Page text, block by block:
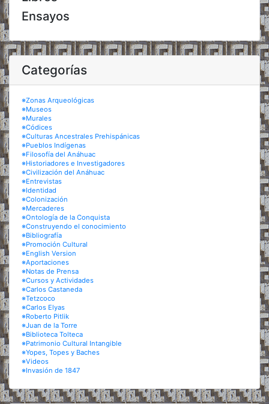
Ensayos
Categorías
※Zonas Arqueológicas
※Museos
※Murales
※Códices
※Culturas Ancestrales Prehispánicas
※Pueblos Indígenas
※Filosofía del Anáhuac
※Historiadores e Investigadores
※Civilización del Anáhuac
※Entrevistas
※Identidad
※Colonización
※Mercaderes
※Ontología de la Conquista
※Construyendo el conocimiento
※Bibliografía
※Promoción Cultural
※English Version
※Aportaciones
※Notas de Prensa
※Cursos y Actividades
※Carlos Castaneda
※Tetzcoco
※Carlos Elyas
※Roberto Pitlik
※Juan de la Torre
※Biblioteca Tolteca
※Patrimonio Cultural Intangible
※Yopes, Topes y Baches
※Videos
※Invasión de 1847